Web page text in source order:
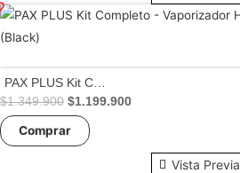
múltiples
opciones
se
pueden
$1.349.900 El
precio
original
era:
$1.199.900El
$1.199.900.
Comprar
Vista Previa